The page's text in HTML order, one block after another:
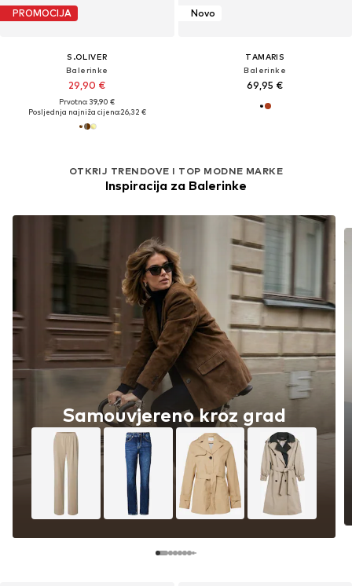
PROMOCIJA
S.OLIVER
Balerinke
29,90 €
Prvotno: 39,90 €
Posljednja najniža cijena:26,32 €
Novo
TAMARIS
Balerinke
69,95 €
OTKRIJ TRENDOVE I TOP MODNE MARKE
Inspiracija za Balerinke
Samouvjereno kroz grad